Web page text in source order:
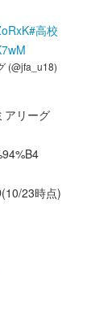
#高校
(@jfa_u18)
アリーグ
23時点)